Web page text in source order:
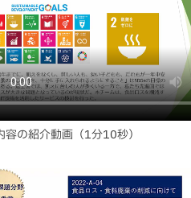
容の紹介動画（1分10秒）